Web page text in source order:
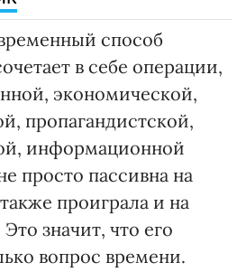
способ
в себе операции,
экономической,
пропагандистской,
информационной
просто пассивна на
проиграла и на
значит, что его
вопрос времени.